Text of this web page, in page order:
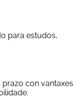
para estudos,
con vantaxes